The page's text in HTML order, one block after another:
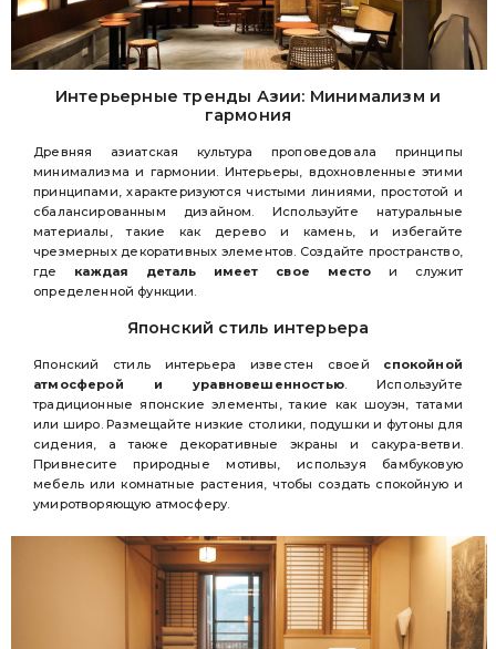
Интерьерные тренды Азии: Минимализм и
гармония
Древняя азиатская культура проповедовала принципы
минимализма и гармонии. Интерьеры, вдохновленные этими
принципами, характеризуются чистыми линиями, простотой и
сбалансированным дизайном. Используйте натуральные
материалы, такие как дерево и камень, и избегайте
чрезмерных декоративных элементов. Создайте пространство,
где каждая деталь имеет свое место и служит
определенной функции.
Японский стиль интерьера
Японский стиль интерьера известен своей спокойной
атмосферой и уравновешенностью. Используйте
традиционные японские элементы, такие как шоуэн, татами
или широ. Размещайте низкие столики, подушки и футоны для
сидения, а также декоративные экраны и сакура-ветви.
Привнесите природные мотивы, используя бамбуковую
мебель или комнатные растения, чтобы создать спокойную и
умиротворяющую атмосферу.